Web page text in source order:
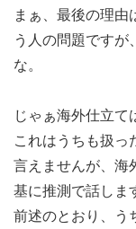
まぁ、最後の理
う人の問題です
な。
じゃぁ海外仕立て
これはうちも扱っ
言えませんが、海
基に推測で話しま
前述のとおり、う